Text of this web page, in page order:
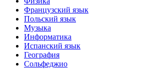
Французский язык
Польский язык
Музыка
Информатика
Испанский язык
География
Сольфеджио